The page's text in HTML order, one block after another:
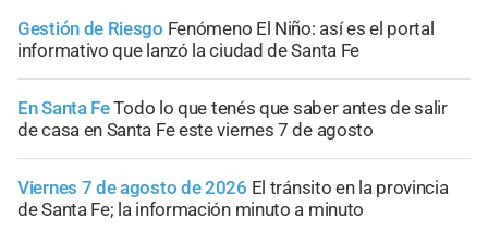
Gestión de Riesgo Fenómeno El Niño: así es el portal
informativo que lanzó la ciudad de Santa Fe
En Santa FeTodo lo que tenés que saber antes de salir
de casa en Santa Fe este viernes 7 de agosto
Viernes 7 de agosto de 2026 El tránsito en la provincia
de Santa Fe; la información minuto a minuto